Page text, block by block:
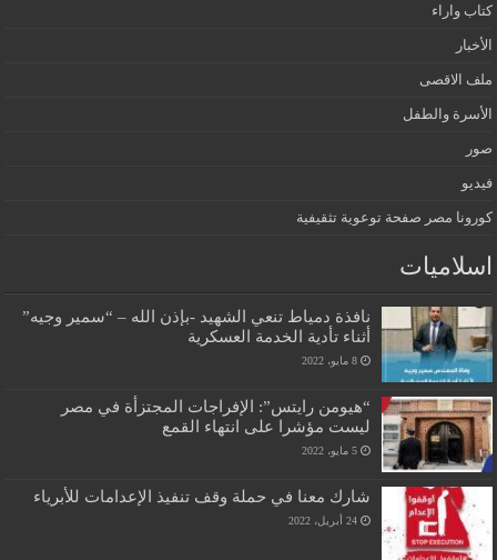
كتاب واراء
الأخبار
ملف الاقصى
الأسرة والطفل
صور
فيديو
كورونا مصر صفحة توعوية تثقيفية
اسلاميات
نافذة دمياط تنعي الشهيد -بإذن الله – “سمير وجيه”
أثناء تأدية الخدمة العسكرية
8 مايو، 2022
“هيومن رايتس”: الإفراجات المجتزأة في مصر
ليست مؤشرا على انتهاء القمع
5 مايو، 2022
شارك معنا في حملة وقف تنفيذ الإعدامات للأبرياء
24 أبريل، 2022